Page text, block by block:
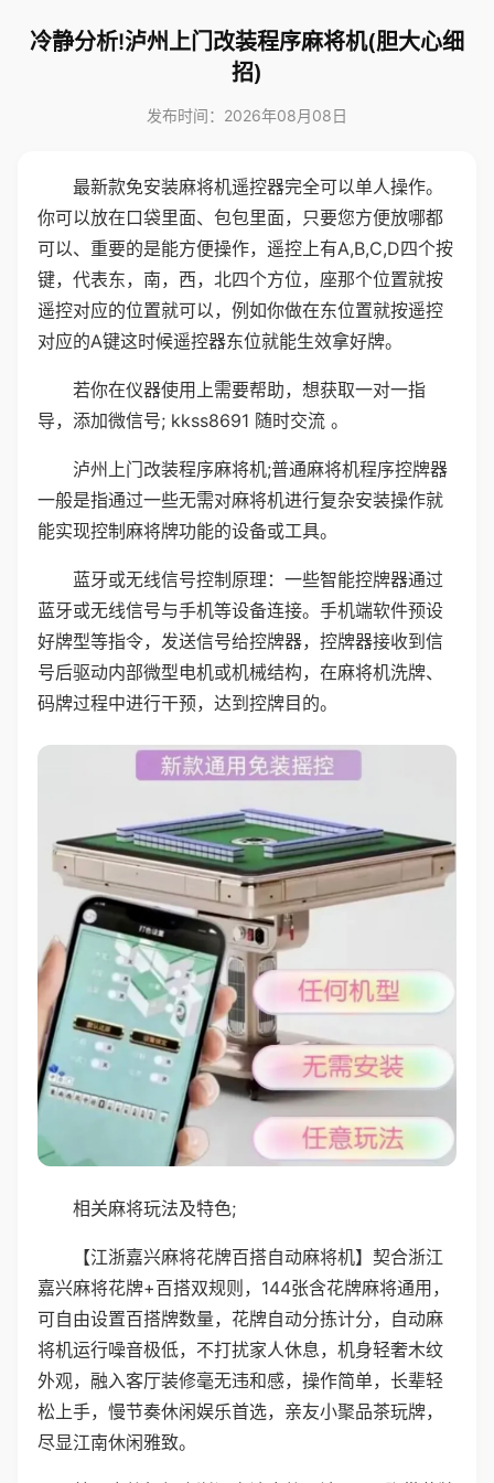
冷静分析!泸州上门改装程序麻将机(胆大心细
招)
发布时间：2026年08月08日
最新款免安装麻将机遥控器完全可以单人操作。
你可以放在口袋里面、包包里面，只要您方便放哪都
可以、重要的是能方便操作，遥控上有A,B,C,D四个按
键，代表东，南，西，北四个方位，座那个位置就按
遥控对应的位置就可以，例如你做在东位置就按遥控
对应的A键这时候遥控器东位就能生效拿好牌。
若你在仪器使用上需要帮助，想获取一对一指
导，添加微信号; kkss8691 随时交流 。
泸州上门改装程序麻将机;普通麻将机程序控牌器
一般是指通过一些无需对麻将机进行复杂安装操作就
能实现控制麻将牌功能的设备或工具。
蓝牙或无线信号控制原理：一些智能控牌器通过
蓝牙或无线信号与手机等设备连接。手机端软件预设
好牌型等指令，发送信号给控牌器，控牌器接收到信
号后驱动内部微型电机或机械结构，在麻将机洗牌、
码牌过程中进行干预，达到控牌目的。
相关麻将玩法及特色;
【江浙嘉兴麻将花牌百搭自动麻将机】契合浙江
嘉兴麻将花牌+百搭双规则，144张含花牌麻将通用，
可自由设置百搭牌数量，花牌自动分拣计分，自动麻
将机运行噪音极低，不打扰家人休息，机身轻奢木纹
外观，融入客厅装修毫无违和感，操作简单，长辈轻
松上手，慢节奏休闲娱乐首选，亲友小聚品茶玩牌，
尽显江南休闲雅致。